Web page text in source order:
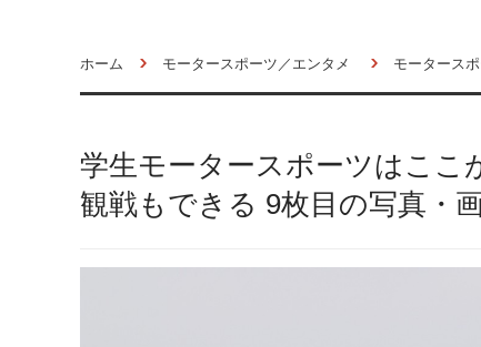
ホーム モータースポーツ／エンタメ モータース
学生モータースポーツはここ
観戦もできる 9枚目の写真・